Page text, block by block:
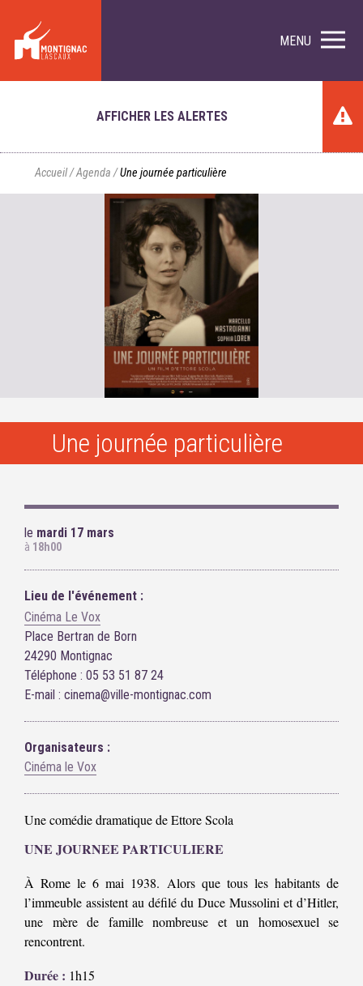
MENU
AFFICHER LES ALERTES
Accueil/Agenda /Une journée particulière
Une journée particulière
le mardi 17 mars
à 18h00
Lieu de l'événement :
Cinéma Le Vox
Place Bertran de Born
24290 Montignac
Téléphone : 05 53 51 87 24
E-mail : cinema@ville-montignac.com
Organisateurs :
Cinéma le Vox
Une comédie dramatique de Ettore Scola
UNE JOURNEE PARTICULIERE
À Rome le 6 mai 1938. Alors que tous les habitants de
l’immeuble assistent au défilé du Duce Mussolini et d’Hitler,
une mère de famille nombreuse et un homosexuel se
rencontrent.
Durée : 1h15